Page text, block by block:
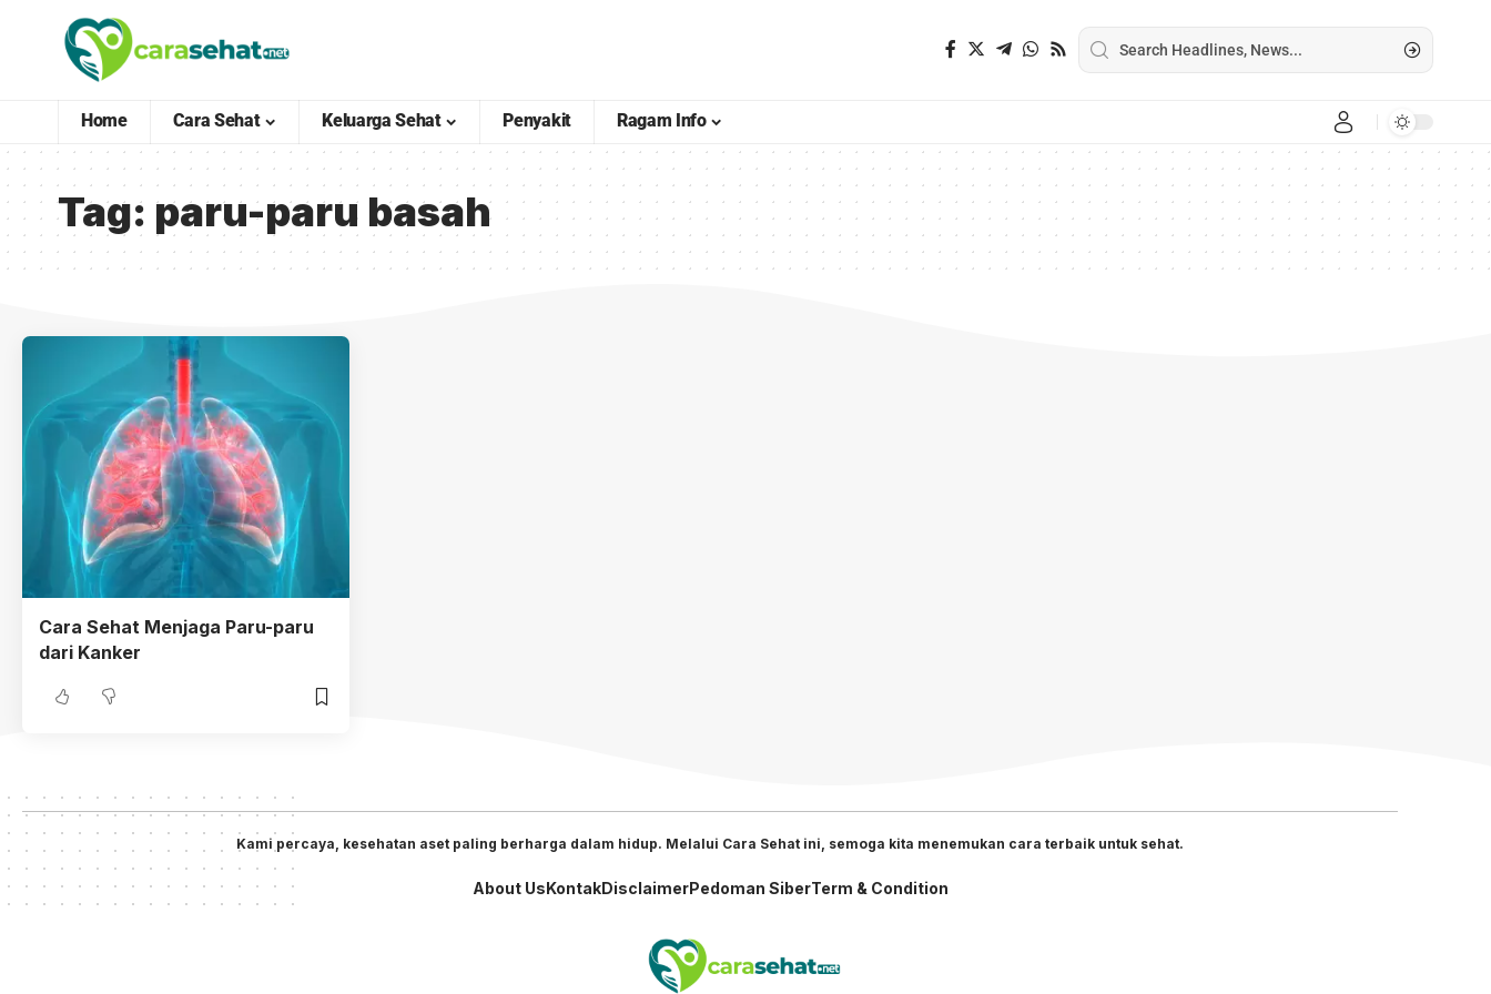
Home Cara Sehat Keluarga Sehat Penyakit Ragam Info
Tag: paru-paru basah
Cara Sehat Menjaga Paru-paru
dari Kanker
Kami percaya, kesehatan aset paling berharga dalam hidup. Melalui Cara Sehat ini, semoga kita menemukan cara terbaik untuk sehat.
About UsKontakDisclaimerPedoman SiberTerm & Condition